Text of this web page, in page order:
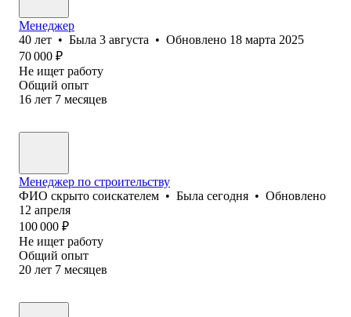
Менеджер
40 лет • Была 3 августа • Обновлено 18 марта 2025
70 000 ₽
Не ищет работу
Общий опыт
16 лет 7 месяцев
Менеджер по строительству
ФИО скрыто соискателем • Была сегодня • Обновлено
12 апреля
100 000 ₽
Не ищет работу
Общий опыт
20 лет 7 месяцев